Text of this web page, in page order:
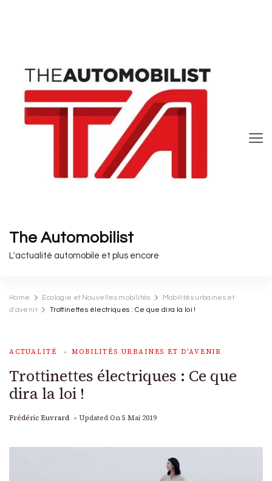
The Automobilist
L'actualité automobile et plus encore
Home Ecologie et Nouvelles mobilités
Mobilités urbaines et
d'avenir
Trottinettes électriques : Ce que dira la loi !
ACTUALITÉ MOBILITÉS URBAINES ET D'AVENIR
Trottinettes électriques : Ce que
dira la loi !
Frédéric Euvrard Updated On5 Mai 2019